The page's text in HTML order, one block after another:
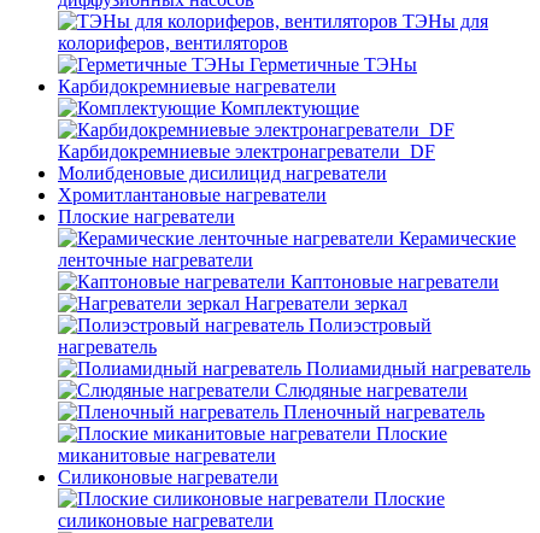
ТЭНы для
колориферов, вентиляторов
Герметичные ТЭНы
Карбидокремниевые нагреватели
Комплектующие
Карбидокремниевые электронагреватели_DF
Молибденовые дисилицид нагреватели
Хромитлантановые нагреватели
Плоские нагреватели
Керамические
ленточные нагреватели
Каптоновые нагреватели
Нагреватели зеркал
Полиэстровый
нагреватель
Полиамидный нагреватель
Слюдяные нагреватели
Пленочный нагреватель
Плоские
миканитовые нагреватели
Силиконовые нагреватели
Плоские
силиконовые нагреватели